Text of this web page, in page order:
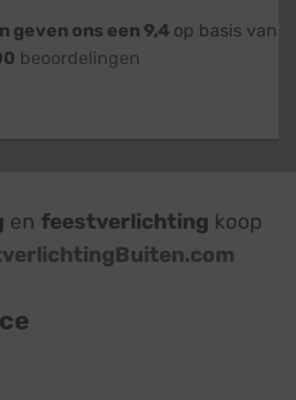
geven ons een 9,4 op basis van
beoordelingen
en feestverlichting koop